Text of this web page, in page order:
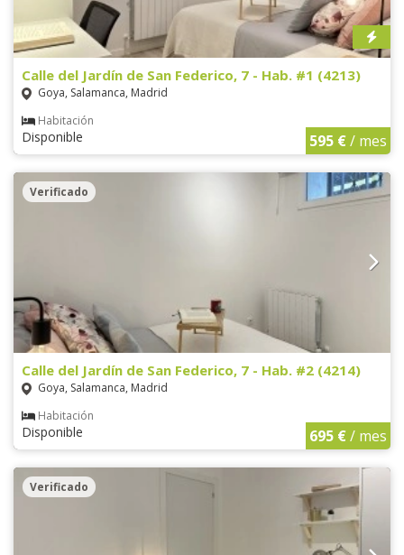
Calle del Jardín de San Federico, 7 - Hab. #1 (4213)
Goya, Salamanca, Madrid
Habitación
Disponible 595 €/ mes
Verificado
Calle del Jardín de San Federico, 7 - Hab. #2 (4214)
Goya, Salamanca, Madrid
Habitación
Disponible 695 €/ mes
Verificado